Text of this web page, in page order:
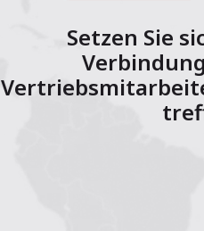
Setzen Sie